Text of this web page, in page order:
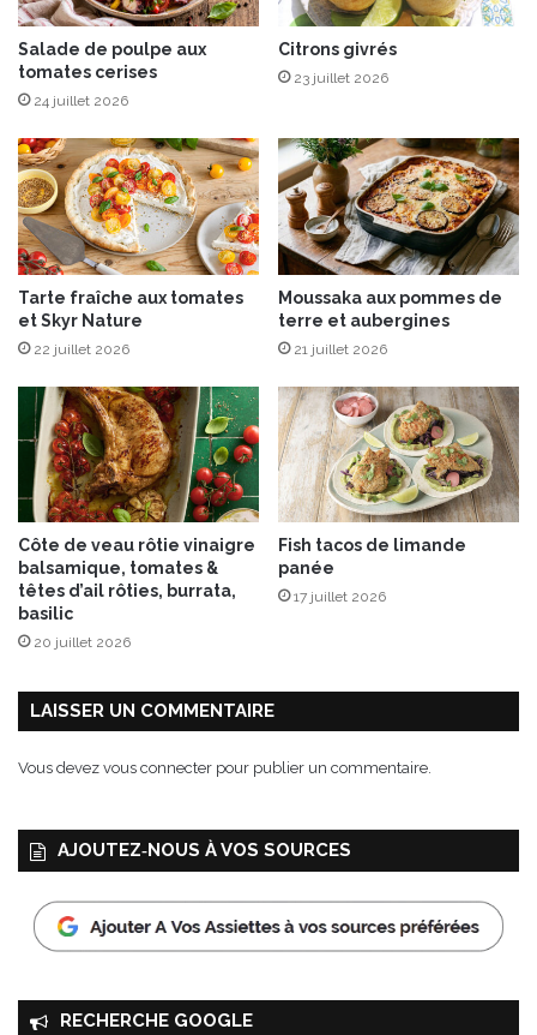
e
c
h
o
o
l
a
t
s
d
’
e
x
o
n
V
A
L
H
A
n
y
u
z
e
t
s
a
b
l
é
à
l
e
d
'
o
l
Salade de poulpe aux
tomates cerises
24 juillet 2026
Citrons givrés
23 juillet 2026
Tarte fraîche aux tomates
et Skyr Nature
22 juillet 2026
Moussaka aux pommes de
terre et aubergines
21 juillet 2026
Côte de veau rôtie vinaigre
balsamique, tomates &
têtes d’ail rôties, burrata,
basilic
20 juillet 2026
Fish tacos de limande
panée
17 juillet 2026
LAISSER UN COMMENTAIRE
Vous devez vous connecter pour publier un commentaire.
AJOUTEZ‑NOUS À VOS SOURCES
RECHERCHE GOOGLE